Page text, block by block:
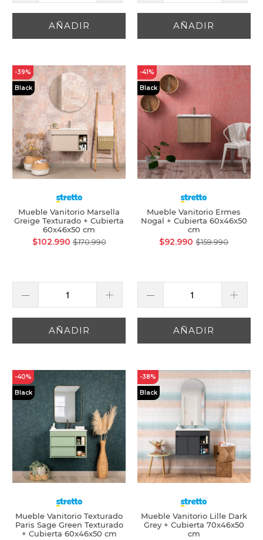
AÑADIR AÑADIR
-39%
Black
Mueble Vanitorio Marsella
Greige Texturado + Cubierta
60x46x50 cm
$102.990$170.990
AÑADIR
-41%
Black
Mueble Vanitorio Ermes
Nogal + Cubierta 60x46x50
cm
$92.990$159.990
AÑADIR
-40%
Black
Mueble Vanitorio Texturado
Paris Sage Green Texturado
+ Cubierta 60x46x50 cm
-38%
Black
Mueble Vanitorio Lille Dark
Grey + Cubierta 70x46x50
cm